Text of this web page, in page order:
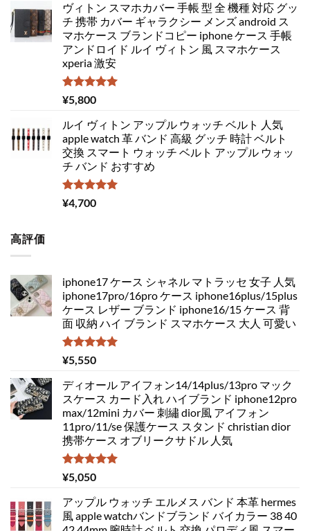
ヴィトン スマホカバー 手帳 型 全 機種 対応 グッ
チ 携帯 カバー ギャラクシー メンズ android ス
マホケース ブランドコピー iphone ケース 手帳
アンドロイド ルイ ヴィトン 風 スマホケース
xperia 激安
5段階中
5.00
¥5,800
ルイ ヴィトン アップル ウォッチ ベルト 人気
apple watch 革 バンド 高級 グッチ 時計 ベルト
交換 スマート ウォッチ ベルト アップル ウォッ
チ バンド おすすめ
5段階中
5.00
¥4,700
高評価
iphone17 ケース シャネル マトラッセ 女子 人気
iphone17pro/16pro ケース iphone16plus/15plus
ケース レザー ブランド iphone16/15 ケース 背
面 収納 ハイ ブランド スマホケース 大人 可愛い
5段階中
5.00
¥5,550
ディオール アイフォン14/14plus/13pro マック
スケース カード入れ ハイブランド iphone12pro
max/12mini カバー 刺繡 dior風 アイフォン
11pro/11/se 保護ケース スタンド christian dior
携帯ケース オブリークサドル 人気
5段階中
5.00
¥5,050
アップル ウォッチ エルメス バンド 本革 hermes
風 apple watchバンドブランド バイカラー 38 40